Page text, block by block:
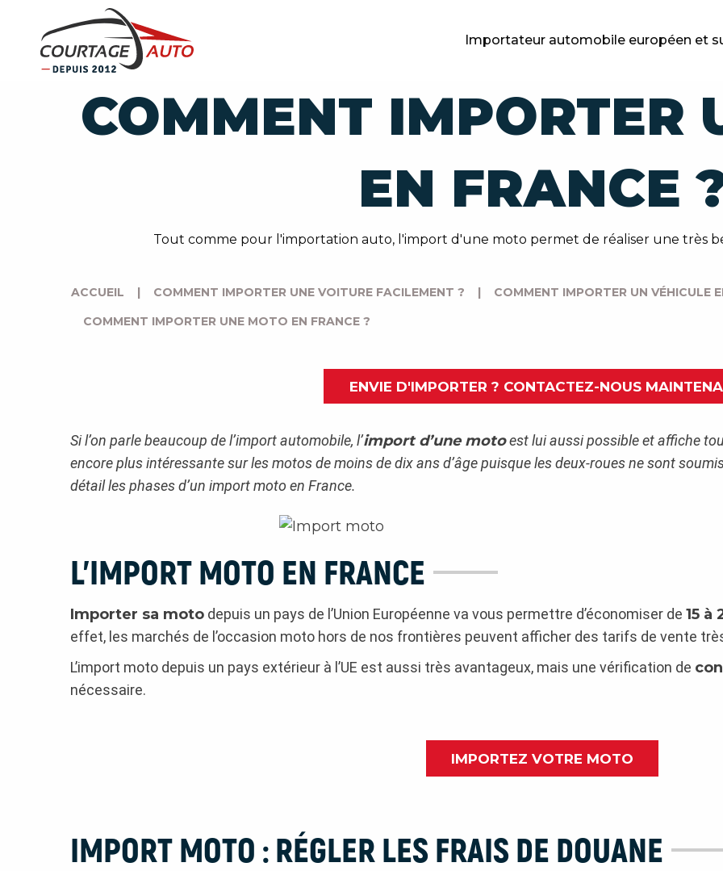
Importateur automobile européen et
COMMENT IMPORTER
EN FRANCE
Tout comme pour l'importation auto, l'import d'une moto permet de réaliser une très
ACCUEIL | COMMENT IMPORTER UNE VOITURE FACILEMENT ? | COMMENT IMPORTER UN VÉHICULE
COMMENT IMPORTER UNE MOTO EN FRANCE ?
ENVIE D'IMPORTER ? CONTACTEZ-NOUS
Si l’on parle beaucoup de l’import automobile, l’import d’une motoest lui aussi possible et affiche
encore plus intéressante sur les motos de moins de dix ans d’âge puisque les deux-roues ne sont
détail les phases d’un import moto en France.
L’IMPORT MOTO EN FRANCE
Importer sa moto depuis un pays de l’Union Européenne va vous permettre d’économiser de 15 à
effet, les marchés de l’occasion moto hors de nos frontières peuvent afficher des tarifs de vente
L’import moto depuis un pays extérieur à l’UE est aussi très avantageux, mais une vérification de
nécessaire.
IMPORTEZ VOTRE MOTO
IMPORT MOTO : RÉGLER LES FRAIS DE DOUANE